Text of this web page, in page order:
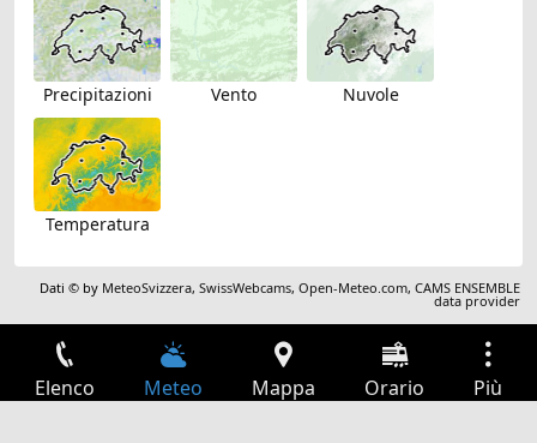
Precipitazioni Vento Nuvole
Temperatura
Dati © by MeteoSvizzera,SwissWebcams,Open-Meteo.com,CAMS ENSEMBLE
data provider
Elenco Meteo Mappa Orario Più